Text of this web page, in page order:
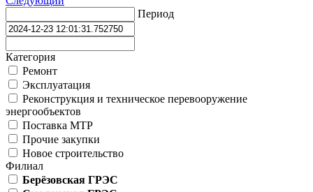
Период
Категория
Ремонт
Эксплуатация
Реконструкция и техническое перевооружение
энергообъектов
Поставка МТР
Прочие закупки
Новое строительство
Филиал
Берёзовская ГРЭС